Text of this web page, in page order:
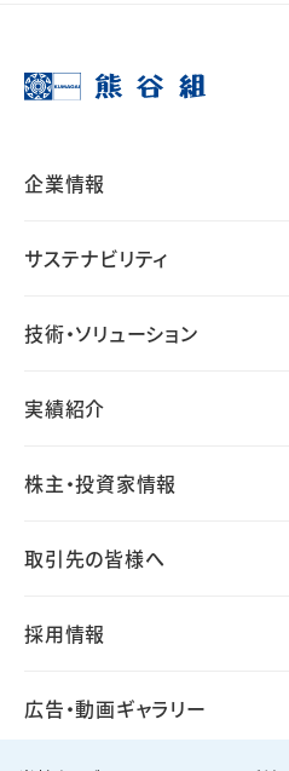
企業情報
サステナビリティ
技術・ソリューション
実績紹介
株主・投資家情報
取引先の皆様へ
採用情報
広告・動画ギャラリー